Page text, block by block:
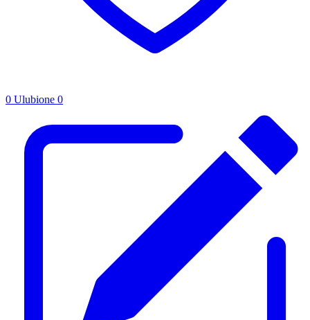
0 Ulubione 0